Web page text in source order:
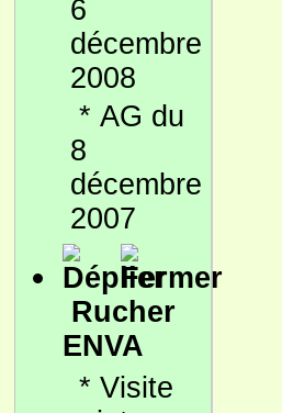
6
décembre
2008
* AG du
8
décembre
2007
Rucher
ENVA
* Visite